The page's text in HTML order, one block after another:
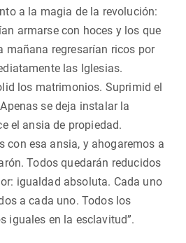
a la magia de la revolución:
armarse con hoces y los que
mañana regresarían ricos por
las Iglesias.
los matrimonios. Suprimid el
se deja instalar la
el ansia de propiedad.
con esa ansia, y ahogaremos a
Todos quedarán reducidos
igualdad absoluta. Cada uno
a cada uno. Todos los
iguales en la esclavitud”.